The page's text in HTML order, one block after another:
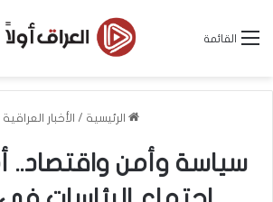
القائمة
الرئيسية / الأخبار العراقية
سياسة وأمن واقتصاد..